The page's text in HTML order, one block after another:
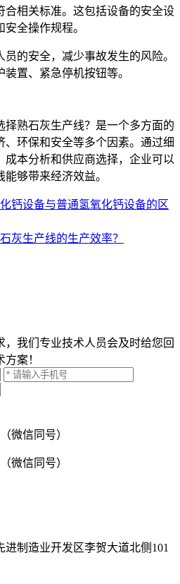
相关标准。这包括设备的安全设
全操作规程。
的安全，减少事故发生的风险。
置、紧急停机按钮等。
熟石灰生产线？是一个多方面的
、环保和安全等多个因素。通过细
成本分析和供应商选择，企业可以
够带来经济效益。
钙设备与普通氢氧化钙设备的区
灰生产线的生产效率？
我们专业技术人员会及时给您回
案！
微信同号）
微信同号）
进制造业开发区李贺大道北侧101